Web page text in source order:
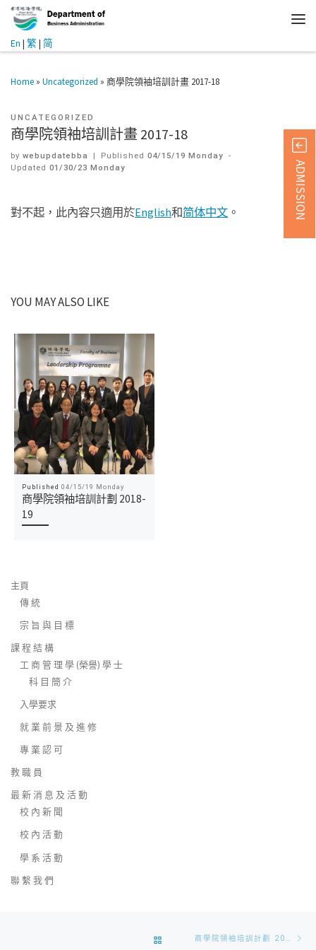
En | 繁 | 简
Home » Uncategorized » 商學院領袖培訓計畫 2017-18
UNCATEGORIZED
商學院領袖培訓計畫 2017-18
by webupdatebba | Published04/15/19 Monday -
Updated 01/30/23 Monday
對不起，此內容只適用於English和简体中文 。
YOU MAY ALSO LIKE
Published 04/15/19 Monday
商學院領袖培訓計劃 2018-
19
主頁
傳 統
宗 旨 與 目 標
課 程 結 構
工 商 管 理 學 (榮譽) 學 士
科 目 簡 介
入學要求
就 業 前 景 及 進 修
專 業 認 可
教 職 員
最 新 消 息 及 活 動
校 內 新 聞
校 內 活 動
學 系 活 動
聯 繫 我 們
商學院領袖培訓計劃 2018-19
ADMISSION